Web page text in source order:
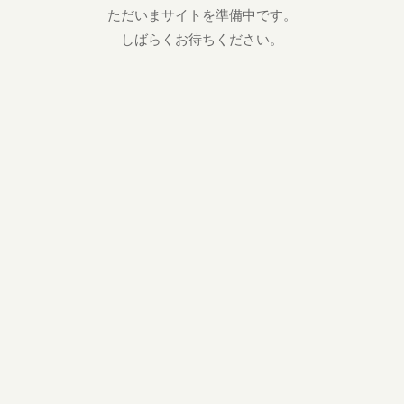
ただいまサイトを準備中です。
しばらくお待ちください。